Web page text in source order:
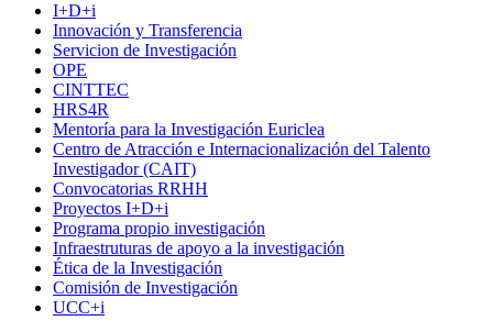
I+D+i
Innovación y Transferencia
Servicion de Investigación
OPE
CINTTEC
HRS4R
Mentoría para la Investigación Euriclea
Centro de Atracción e Internacionalización del Talento
Investigador (CAIT)
Convocatorias RRHH
Proyectos I+D+i
Programa propio investigación
Infraestruturas de apoyo a la investigación
Ética de la Investigación
Comisión de Investigación
UCC+i